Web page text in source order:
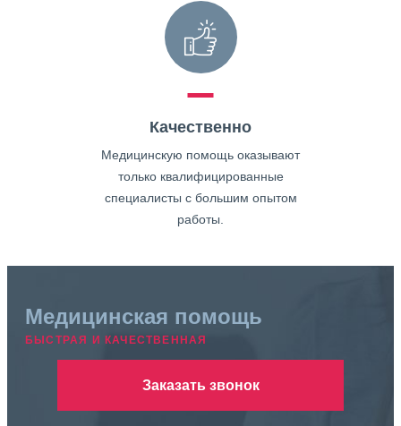
Качественно
Медицинскую помощь оказывают
только квалифицированные
специалисты с большим опытом
работы.
Медицинская помощь
БЫСТРАЯ И КАЧЕСТВЕННАЯ
Заказать звонок